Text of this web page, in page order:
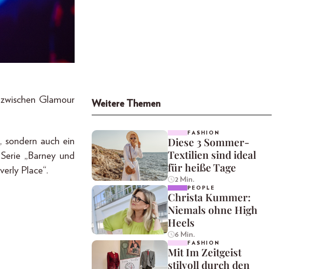
Glamour
sondern auch ein
„Barney und
Place“.
Weitere Themen
FASHION
Diese 3 Sommer-
Textilien sind ideal
für heiße Tage
2 Min.
PEOPLE
Christa Kummer:
Niemals ohne High
Heels
6 Min.
FASHION
Mit Im Zeitgeist
stilvoll durch den